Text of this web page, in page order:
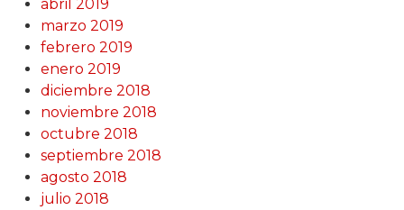
abril 2019
marzo 2019
febrero 2019
enero 2019
diciembre 2018
noviembre 2018
octubre 2018
septiembre 2018
agosto 2018
julio 2018